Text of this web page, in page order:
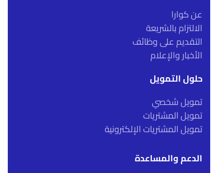
عن كوارا
الالتزام بالشريعة
التقديم على وظائف
الأخبار والإعلام
حلول التمويل
تمويل شخصي
تمويل المشتريات
تمويل المشتريات الإلكترونية
الدعم والمساعدة